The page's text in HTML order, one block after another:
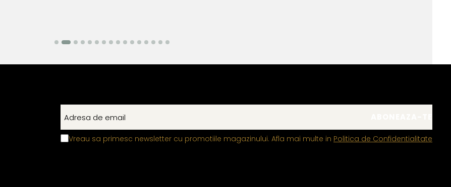
Vreau sa primesc newsletter cu promotiile magazinului. Afla mai multe in Politica de Confidentialitate